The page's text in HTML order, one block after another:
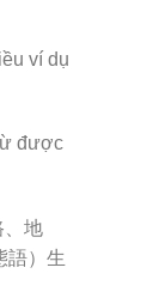
ví dụ
được
、地
語）生